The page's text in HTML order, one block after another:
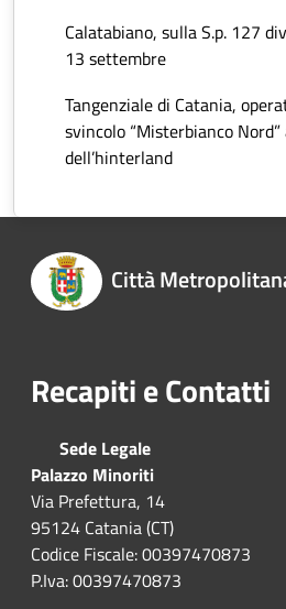
Calatabiano, sulla S.p. 127
13 settembre
Tangenziale di Catania,
svincolo “Misterbianco
dell’hinterland
Città
Recapiti e Contatti
Sede Legale
Palazzo Minoriti
Via Prefettura, 14
95124 Catania (CT)
Codice Fiscale: 00397470873
P.Iva: 00397470873